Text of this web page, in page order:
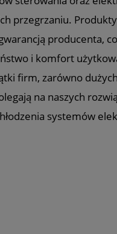
przegrzaniu.
producenta,
i komfort
firm, zarówno
na naszych
systemów